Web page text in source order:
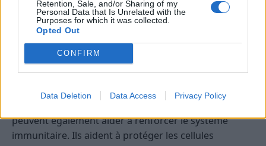
Retention, Sale, and/or Sharing of my
Personal Data that Is Unrelated with the
Purposes for which it was collected.
Opted Out
CONFIRM
Data Deletion Data Access Privacy Policy
maintien de la santé de notre peau. Ils aident à
protéger la peau contre les dommages des radicaux
libres causés par l’exposition au soleil et la pollution.
Par conséquent, la consommation régulière de cumin
pourrait aider à maintenir votre peau en bonne santé
peuvent également aider à renforcer le système
immunitaire. Ils aident à protéger les cellules